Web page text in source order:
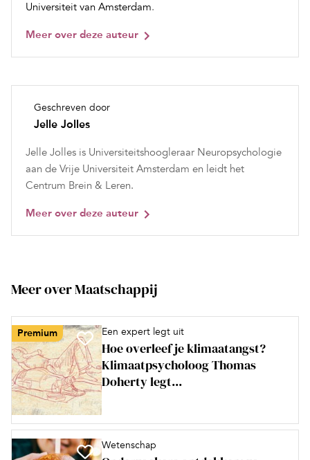
Universiteit van Amsterdam.
Meer over deze auteur
Geschreven door
Jelle Jolles
Jelle Jolles is Universiteitshoogleraar Neuropsychologie
aan de Vrije Universiteit Amsterdam en leidt het
Centrum Brein & Leren.
Meer over deze auteur
Meer over Maatschappij
Premium Een expert legt uit
Hoe overleef je klimaatangst?
Klimaatpsycholoog Thomas
Doherty legt...
Wetenschap